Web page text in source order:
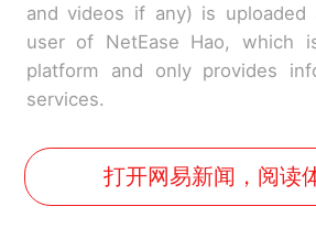
and videos if any) is uploaded
user of NetEase Hao, which
platform and only provides
services.
打开网易新闻，阅读